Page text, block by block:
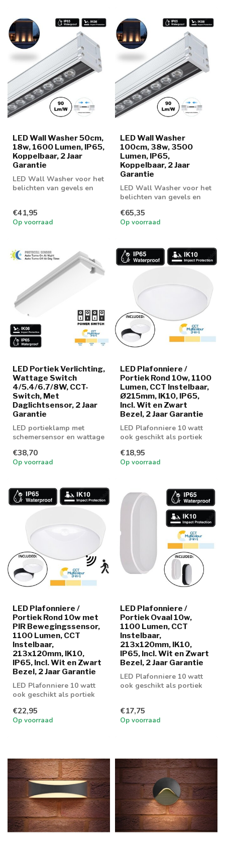
LED Wall Washer 50cm,
18w, 1600 Lumen, IP65,
Koppelbaar, 2 Jaar
Garantie
LED Wall Washer voor het
belichten van gevels en
€41,95
Op voorraad
LED Wall Washer
100cm, 38w, 3500
Lumen, IP65,
Koppelbaar, 2 Jaar
Garantie
LED Wall Washer voor het
belichten van gevels en
€65,35
Op voorraad
LED Portiek Verlichting,
Wattage Switch
4/5.4/6.7/8W, CCT-
Switch, Met
Daglichtsensor, 2 Jaar
Garantie
LED portieklamp met
schemersensor en wattage
€38,70
Op voorraad
LED Plafonniere /
Portiek Rond 10w, 1100
Lumen, CCT Instelbaar,
Ø215mm, IK10, IP65,
Incl. Wit en Zwart
Bezel, 2 Jaar Garantie
LED Plafonniere 10 watt
ook geschikt als portiek
€18,95
Op voorraad
LED Plafonniere /
Portiek Rond 10w met
PIR Bewegingssensor,
1100 Lumen, CCT
Instelbaar,
213x120mm, IK10,
IP65, Incl. Wit en Zwart
Bezel, 2 Jaar Garantie
LED Plafonniere 10 watt
ook geschikt als portiek
bewe...
€22,95
Op voorraad
LED Plafonniere /
Portiek Ovaal 10w,
1100 Lumen, CCT
Instelbaar,
213x120mm, IK10,
IP65, Incl. Wit en Zwart
Bezel, 2 Jaar Garantie
LED Plafonniere 10 watt
ook geschikt als portiek
€17,75
Op voorraad